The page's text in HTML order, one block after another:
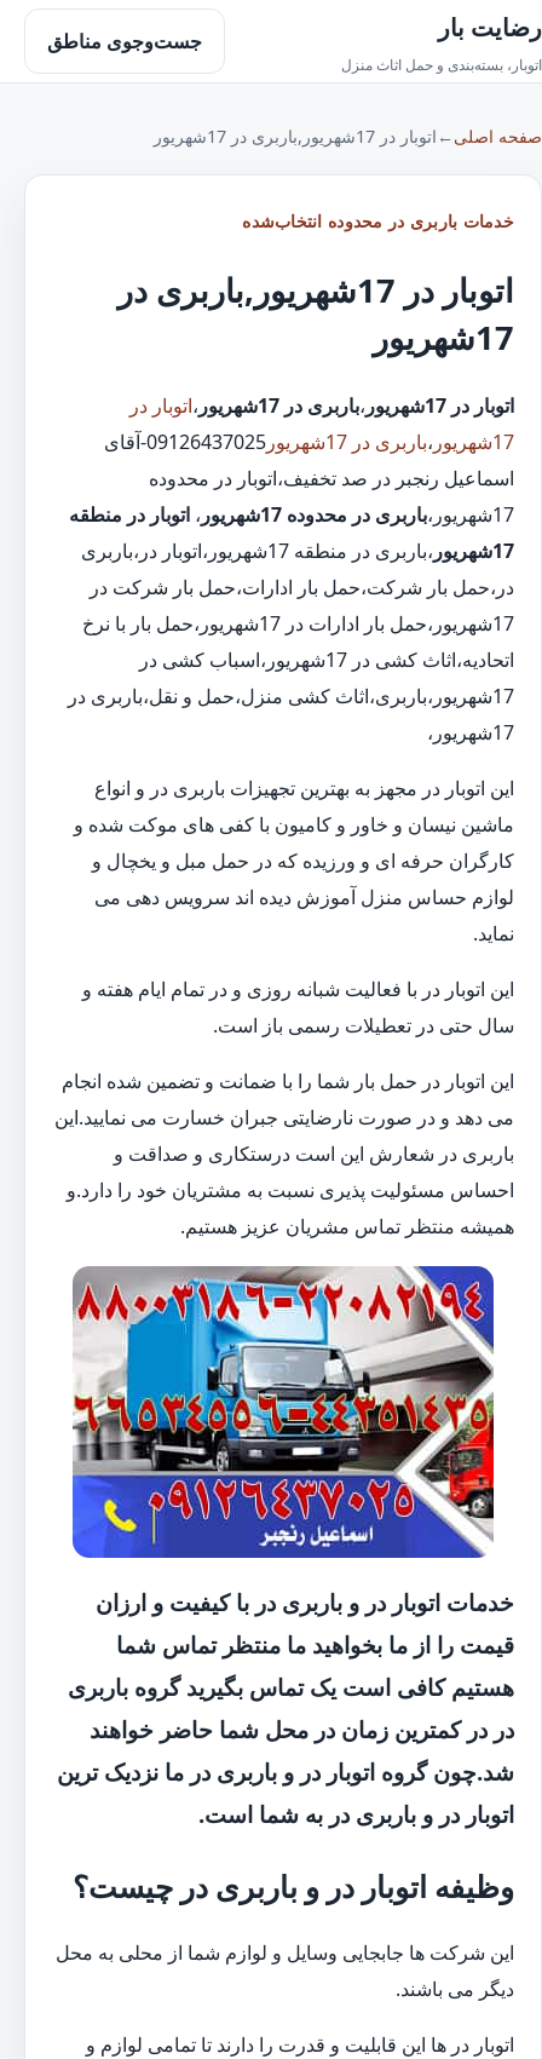
رضایت بار
اتوبار، بسته‌بندی و حمل اثاث منزل
جست‌وجوی مناطق
صفحه اصلی ← اتوبار در 17شهریور,باربری در 17شهریور
خدمات باربری در محدوده انتخاب‌شده
اتوبار در 17شهریور,باربری در
17شهریور
اتوبار در 17شهریور ،باربری در 17شهریور ،اتوبار در
17شهریور
،باربری در 17شهریور
09126437025-آقای
اسماعیل رنجبر در صد تخفیف،اتوبار در محدوده
17شهریور،
باربری در محدوده 17شهریور ، اتوبار در منطقه
17شهریور
،باربری در منطقه 17شهریور،اتوبار در،باربری
در،حمل بار شرکت،حمل بار ادارات،حمل بار شرکت در
17شهریور،حمل بار ادارات در 17شهریور،حمل بار با نرخ
اتحادیه،اثاث کشی در 17شهریور،اسباب کشی در
17شهریور،باربری،اثاث کشی منزل،حمل و نقل،باربری در
17شهریور،
این اتوبار در مجهز به بهترین تجهیزات باربری در و انواع
ماشین نیسان و خاور و کامیون با کفی های موکت شده و
کارگران حرفه ای و ورزیده که در حمل مبل و یخچال و
لوازم حساس منزل آموزش دیده اند سرویس دهی می
نماید.
این اتوبار در با فعالیت شبانه روزی و در تمام ایام هفته و
سال حتی در تعطیلات رسمی باز است.
این اتوبار در حمل بار شما را با ضمانت و تضمین شده انجام
می دهد و در صورت نارضایتی جبران خسارت می نمایید.این
باربری در شعارش این است درستکاری و صداقت و
احساس مسئولیت پذیری نسبت به مشتریان خود را دارد.و
همیشه منتظر تماس مشریان عزیز هستیم.
خدمات اتوبار در و باربری در با کیفیت و ارزان
قیمت را از ما بخواهید ما منتظر تماس شما
هستیم کافی است یک تماس بگیرید گروه باربری
در در کمترین زمان در محل شما حاضر خواهند
شد.چون گروه اتوبار در و باربری در ما نزدیک ترین
اتوبار در و باربری در به شما است.
وظیفه اتوبار در و باربری در چیست؟
این شرکت ها جابجایی وسایل و لوازم شما از محلی به محل
دیگر می باشند.
اتوبار در ها این قابلیت و قدرت را دارند تا تمامی لوازم و